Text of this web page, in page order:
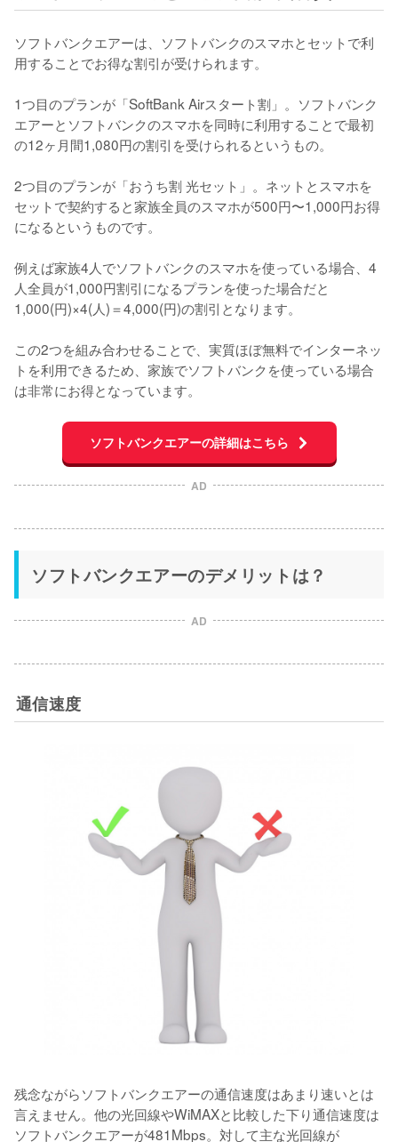
ソフトバンクエアーは、ソフトバンクのスマホとセットで利
用することでお得な割引が受けられます。
1つ目のプランが「SoftBank Airスタート割」。ソフトバンク
エアーとソフトバンクのスマホを同時に利用することで最初
の12ヶ月間1,080円の割引を受けられるというもの。
2つ目のプランが「おうち割 光セット」。ネットとスマホを
セットで契約すると家族全員のスマホが500円〜1,000円お得
になるというものです。
例えば家族4人でソフトバンクのスマホを使っている場合、4
人全員が1,000円割引になるプランを使った場合だと
1,000(円)×4(人)＝4,000(円)の割引となります。
この2つを組み合わせることで、実質ほぼ無料でインターネッ
トを利用できるため、家族でソフトバンクを使っている場合
は非常にお得となっています。
ソフトバンクエアーの詳細はこちら
AD
ソフトバンクエアーのデメリットは？
AD
通信速度
残念ながらソフトバンクエアーの通信速度はあまり速いとは
言えません。他の光回線やWiMAXと比較した下り通信速度は
ソフトバンクエアーが481Mbps。対して主な光回線が